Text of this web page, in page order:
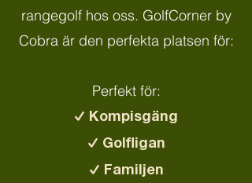
rangegolf hos oss. GolfCorner by
Cobra är den perfekta platsen för:
Perfekt för:
✓ Kompisgäng
✓ Golfligan
✓ Familjen